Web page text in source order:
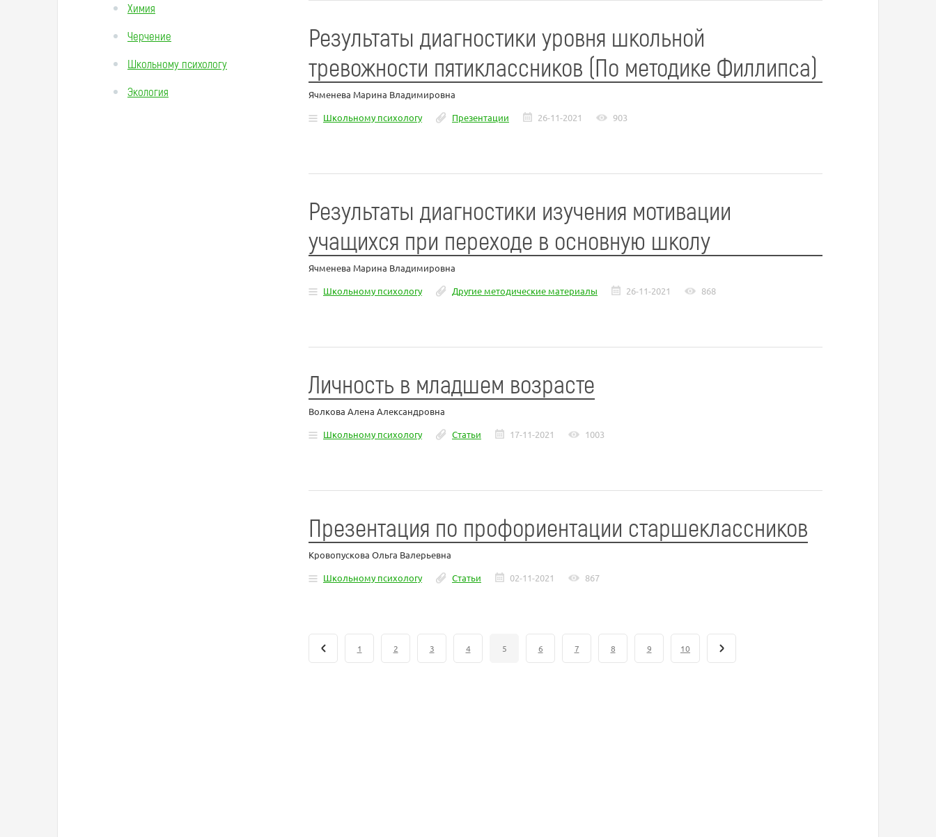
Химия
Черчение
Школьному психологу
Экология
Результаты диагностики уровня школьной
тревожности пятиклассников (По методике Филлипса)
Ячменева Марина Владимировна
Школьному психологу
Презентации 26-11-2021 903
Результаты диагностики изучения мотивации
учащихся при переходе в основную школу
Ячменева Марина Владимировна
Школьному психологу
Другие методические материалы 26-11-2021 868
Личность в младшем возрасте
Волкова Алена Александровна
Школьному психологу
Статьи 17-11-2021 1003
Презентация по профориентации старшеклассников
Кровопускова Ольга Валерьевна
Школьному психологу
Статьи 02-11-2021 867
1 2 3 4 5 6 7 8 9 10